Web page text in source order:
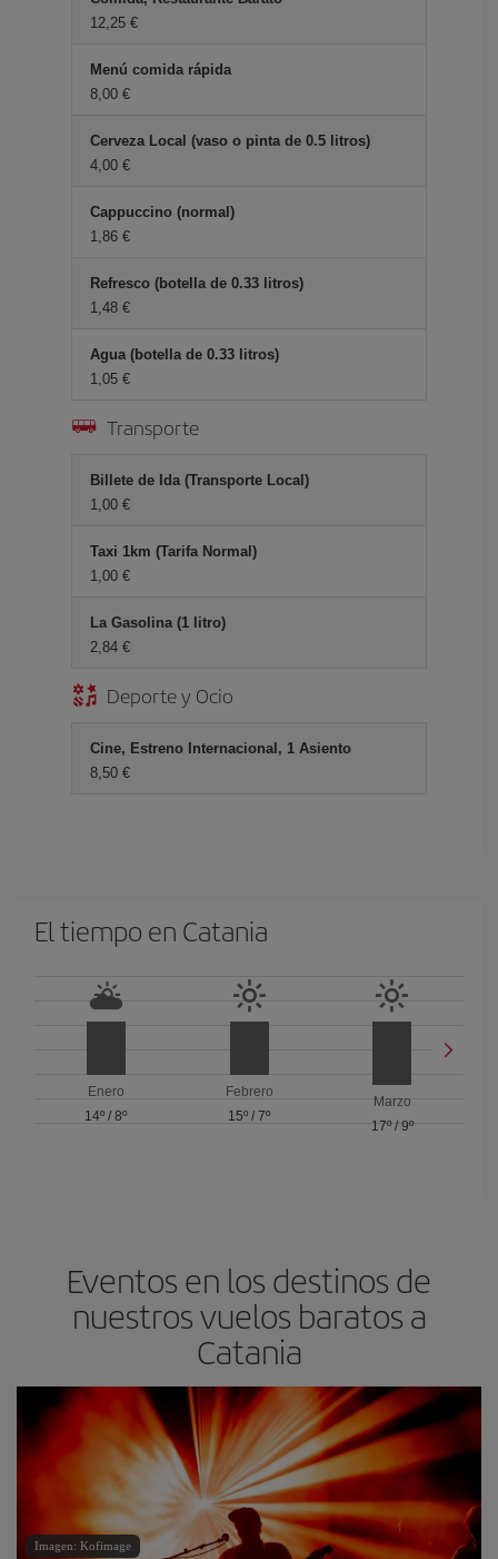
12,25 €
Menú comida rápida
8,00 €
Cerveza Local (vaso o pinta de 0.5 litros)
4,00 €
Cappuccino (normal)
1,86 €
Refresco (botella de 0.33 litros)
1,48 €
Agua (botella de 0.33 litros)
1,05 €
Transporte
Billete de Ida (Transporte Local)
1,00 €
Taxi 1km (Tarifa Normal)
1,00 €
La Gasolina (1 litro)
2,84 €
Deporte y Ocio
Cine, Estreno Internacional, 1 Asiento
8,50 €
El tiempo en Catania
Enero
14º /8º
Febrero
15º / 7º
Marzo
17º/ 9º
Eventos en los destinos de
nuestros vuelos baratos a
Catania
Imagen: Kofimage